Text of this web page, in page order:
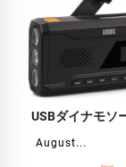
August...